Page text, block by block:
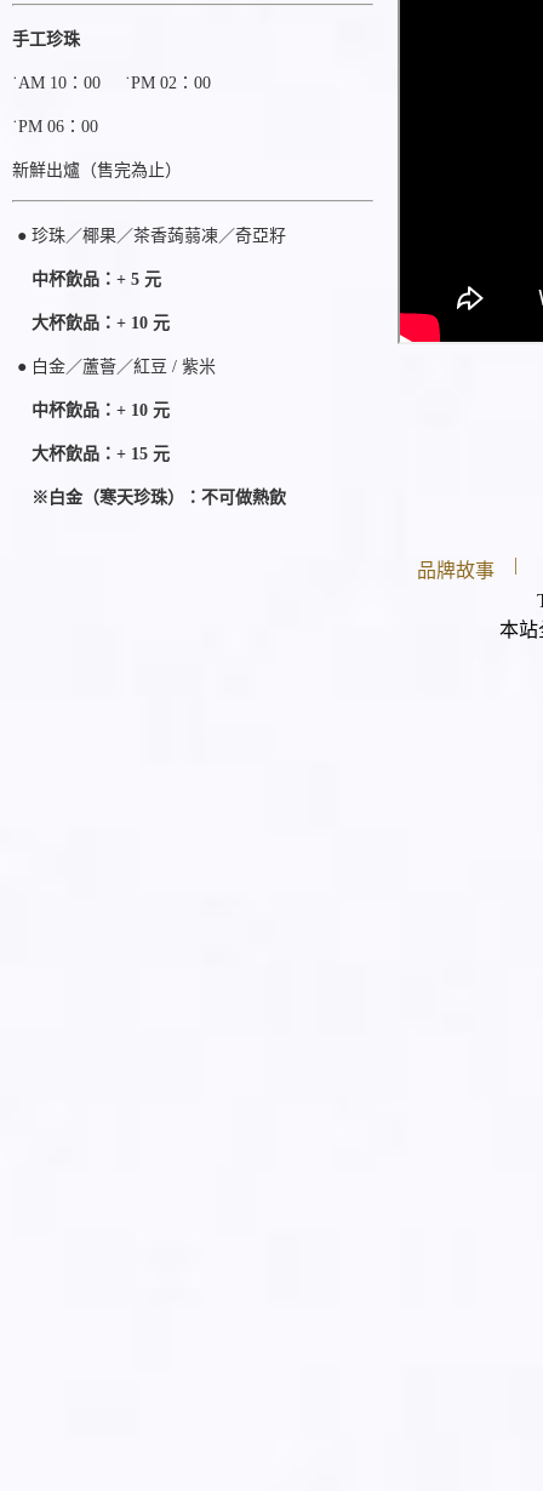
手工珍珠
˙AM 10：00 ˙PM 02：00
˙PM 06：00
新鮮出爐（售完為止）
● 珍珠／椰果／茶香蒟蒻凍／奇亞籽
中杯飲品：+ 5 元
大杯飲品：+ 10 元
● 白金／蘆薈／紅豆 / 紫米
中杯飲品：+ 10 元
大杯飲品：+ 15 元
※白金（寒天珍珠）：不可做熱飲
品牌故事
|
本站